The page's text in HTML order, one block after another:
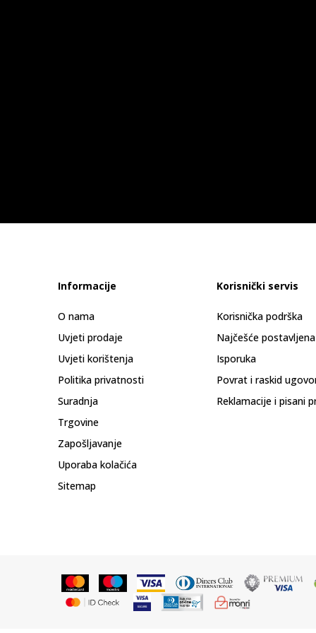
Informacije
O nama
Uvjeti prodaje
Uvjeti korištenja
Politika privatnosti
Suradnja
Trgovine
Zapošljavanje
Uporaba kolačića
Sitemap
Korisnički servis
Korisnička podrška
Najčešće
Isporuka
Povrat i raskid
Reklamacije i pisani